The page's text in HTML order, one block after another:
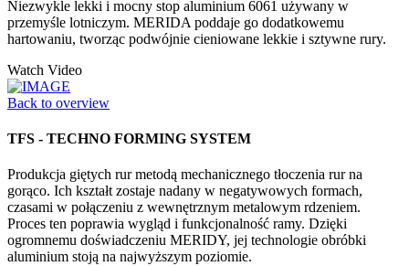
Niezwykle lekki i mocny stop aluminium 6061 używany w
przemyśle lotniczym. MERIDA poddaje go dodatkowemu
hartowaniu, tworząc podwójnie cieniowane lekkie i sztywne rury.
Watch Video
Back to overview
TFS - TECHNO FORMING SYSTEM
Produkcja giętych rur metodą mechanicznego tłoczenia rur na
gorąco. Ich kształt zostaje nadany w negatywowych formach,
czasami w połączeniu z wewnętrznym metalowym rdzeniem.
Proces ten poprawia wygląd i funkcjonalność ramy. Dzięki
ogromnemu doświadczeniu MERIDY, jej technologie obróbki
aluminium stoją na najwyższym poziomie.